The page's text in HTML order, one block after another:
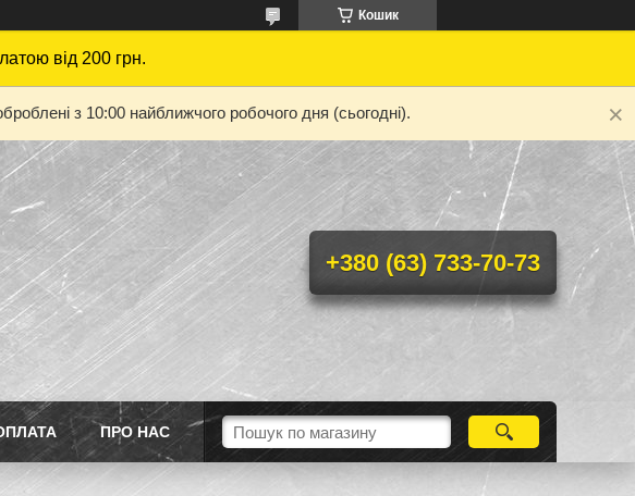
Кошик
від 200 грн.
з 10:00 найближчого робочого дня (сьогодні).
+380 (63) 733-70-73
ПРО НАС